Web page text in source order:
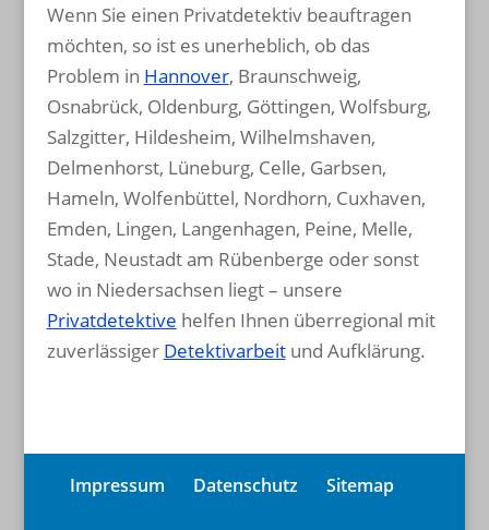
Wenn Sie einen Privatdetektiv beauftragen
möchten, so ist es unerheblich, ob das
Problem in Hannover, Braunschweig,
Osnabrück, Oldenburg, Göttingen, Wolfsburg,
Salzgitter, Hildesheim, Wilhelmshaven,
Delmenhorst, Lüneburg, Celle, Garbsen,
Hameln, Wolfenbüttel, Nordhorn, Cuxhaven,
Emden, Lingen, Langenhagen, Peine, Melle,
Stade, Neustadt am Rübenberge oder sonst
wo in Niedersachsen liegt – unsere
Privatdetektive helfen Ihnen überregional mit
zuverlässiger Detektivarbeitund Aufklärung.
Impressum Datenschutz Sitemap